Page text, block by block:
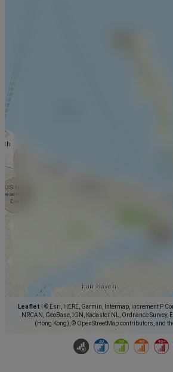
Leaflet
© Esri, HERE, Garmin, Intermap, increment P
NRCAN, GeoBase, IGN, Kadaster NL, Ordnance Survey,
(Hong Kong), © OpenStreetMap contributors, and